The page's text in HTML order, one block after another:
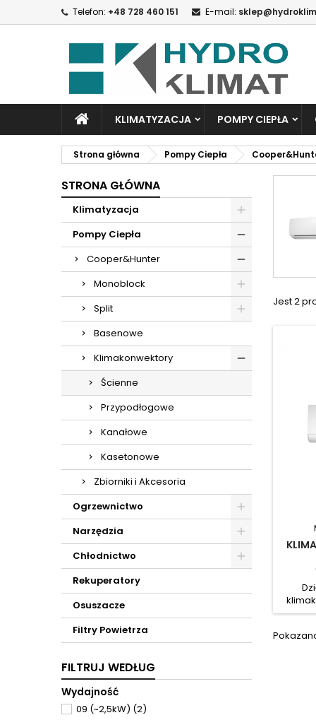
Telefon: +48 728 460 151 E-mail:
KLIMATYZACJA POMPY CIEPŁA
Strona główna Pompy Ciepła
STRONA GŁÓWNA
Klimatyzacja
Pompy Ciepła
Cooper&Hunter
Monoblock
Split
Basenowe
Klimakonwektory
Ścienne
Przypodłogowe
Kanałowe
Kasetonowe
Zbiorniki i Akcesoria
Ogrzewnictwo
Narzędzia
Chłodnictwo
Rekuperatory
Osuszacze
Filtry Powietrza
FILTRUJ WEDŁUG
Wydajność
09 (~2,5kW) (2)
Jest 2
FW,
Seria